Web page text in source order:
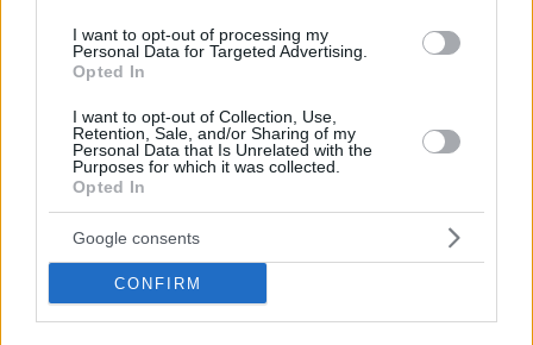
I want to opt-out of processing my
Personal Data for Targeted Advertising.
Opted In
I want to opt-out of Collection, Use,
Retention, Sale, and/or Sharing of my
Personal Data that Is Unrelated with the
Purposes for which it was collected.
Opted In
Google consents
CONFIRM
Το δίλημμα των ψηφιακών νομάδων: Όφελος ή βάρος
για τις τοπικές κοινότητες
Στην εποχή της απομακρυσμένης εργασίας και της
ψηφιακής συνδεσιμότητας, η άνοδος των ψηφιακών
21.03.2024, 07:33 15